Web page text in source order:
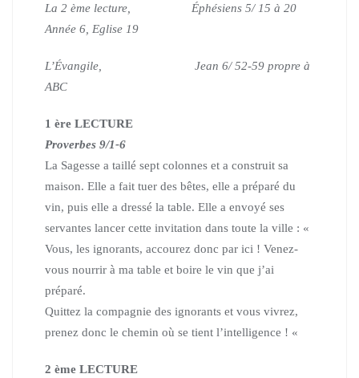
La 2 ème lecture,
Éphésiens 5/ 15 à 20
Année 6, Eglise 19
L’Évangile,
Jean 6/ 52-59 propre à
ABC
1 ère LECTURE
Proverbes 9/1-6
La Sagesse a taillé sept colonnes et a construit sa
maison. Elle a fait tuer des bêtes, elle a préparé du
vin, puis elle a dressé la table. Elle a envoyé ses
servantes lancer cette invitation dans toute la ville : «
Vous, les ignorants, accourez donc par ici ! Venez-
vous nourrir à ma table et boire le vin que j’ai
préparé.
Quittez la compagnie des ignorants et vous vivrez,
prenez donc le chemin où se tient l’intelligence ! «
2 ème LECTURE